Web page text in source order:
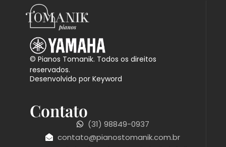
© Pianos Tomanik. Todos os direitos
reservados.
Desenvolvido por Keyword
Contato
(31) 98849-0937
contato@pianostomanik.com.br